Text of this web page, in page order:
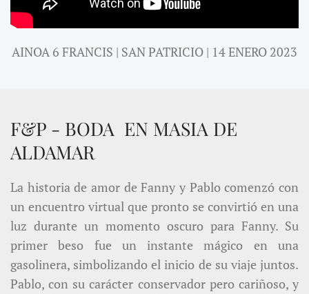
AINOA 6 FRANCIS | SAN PATRICIO | 14 ENERO 2023
F&P - BODA EN MASIA DE
ALDAMAR
La historia de amor de Fanny y Pablo comenzó con
un encuentro virtual que pronto se convirtió en una
luz durante un momento oscuro para Fanny. Su
primer beso fue un instante mágico en una
gasolinera, simbolizando el inicio de su viaje juntos.
Pablo, con su carácter conservador pero cariñoso, y